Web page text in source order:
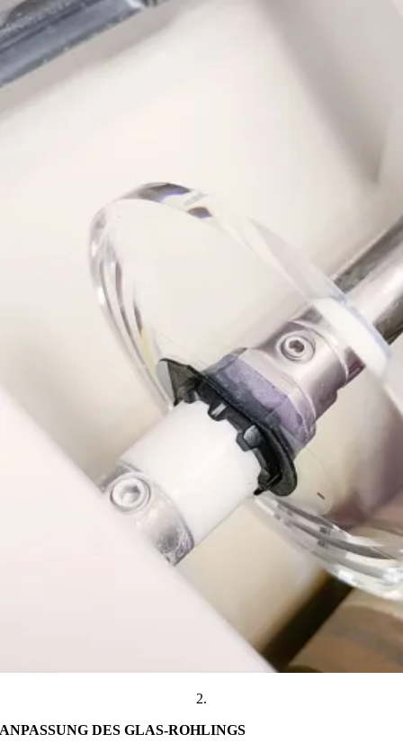
2.
ANPASSUNG DES GLAS-ROHLINGS